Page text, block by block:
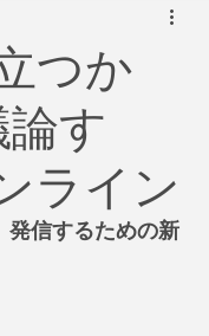
社会政策
イルス
資格試験
つか
す
ライン
発信するための新